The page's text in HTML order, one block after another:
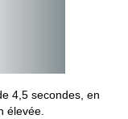
4,5 secondes, en
élevée.